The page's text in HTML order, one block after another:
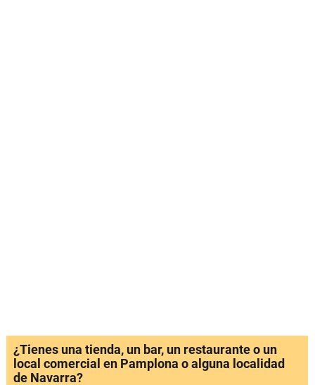
¿Tienes una tienda, un bar, un restaurante o un
local comercial en Pamplona o alguna localidad
de Navarra?